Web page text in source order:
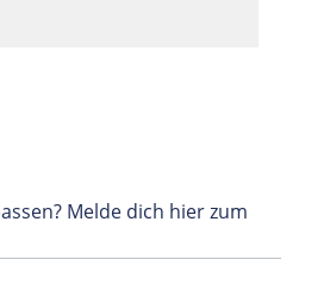
Melde dich hier zum